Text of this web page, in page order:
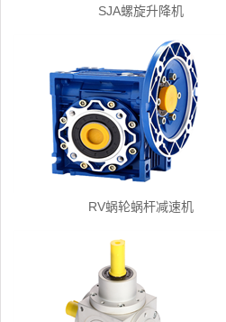
SJA螺旋升降机
RV蜗轮蜗杆减速机